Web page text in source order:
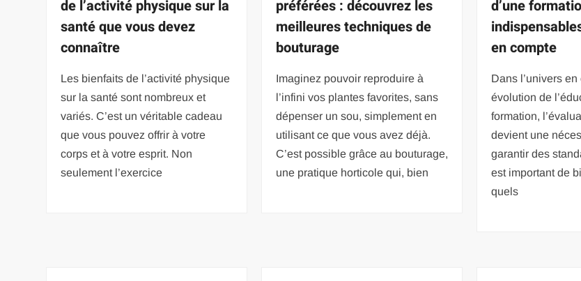
de l’activité physique sur la
santé que vous devez
connaître
Les bienfaits de l’activité physique
sur la santé sont nombreux et
variés. C’est un véritable cadeau
que vous pouvez offrir à votre
corps et à votre esprit. Non
seulement l’exercice
préférées : découvrez les
meilleures techniques de
bouturage
Imaginez pouvoir reproduire à
l’infini vos plantes favorites, sans
dépenser un sou, simplement en
utilisant ce que vous avez déjà.
C’est possible grâce au bouturage,
une pratique horticole qui, bien
d’une
en compte
Dans l’univers
évolution de
formation,
devient une
garantir des
est important de
quels